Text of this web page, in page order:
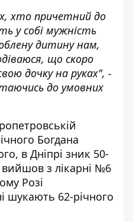
хто причетний до
у собі мужність
дитину нам,
що скоро
дочку на руках", -
до умовних
Богдана
в Дніпрі зник 50-
вийшов з лікарні №6
Розі
шукають 62-річного